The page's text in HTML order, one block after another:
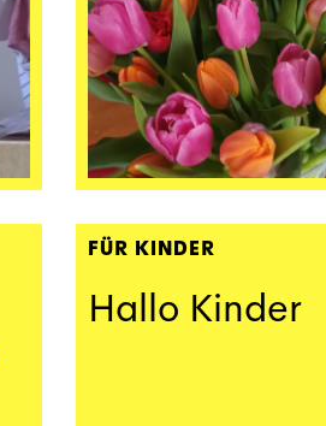
FÜR KINDER
Hallo Kinder